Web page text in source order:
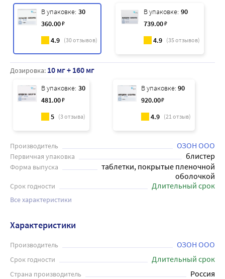
В упаковке: 30
360.00₽
4.9 (30отзывов)
В упаковке: 90
739.00₽
4.9 (35отзывов)
Дозировка: 10 мг + 160 мг
В упаковке: 30
481.00₽
5 (3отзыва)
В упаковке: 90
920.00₽
4.9 (21отзыв)
Производитель ОЗОН ООО
Первичная упаковка блистер
Форма выпуска
таблетки, покрытые пленочной
оболочкой
Срок годности Длительный срок
Все характеристики
Характеристики
Производитель ОЗОН ООО
Срок годности Длительный срок
Страна производитель Россия